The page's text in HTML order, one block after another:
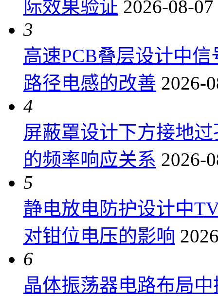
际效果验证 2026-08-
3
高速PCB叠层设计中
路径电感的改善 2026-
4
屏蔽罩设计下方接地
的频率响应关系 2026-
5
静电放电防护设计中
对钳位电压的影响
6
晶体振荡器电路布局